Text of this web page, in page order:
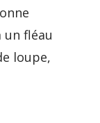
un fléau
loupe,